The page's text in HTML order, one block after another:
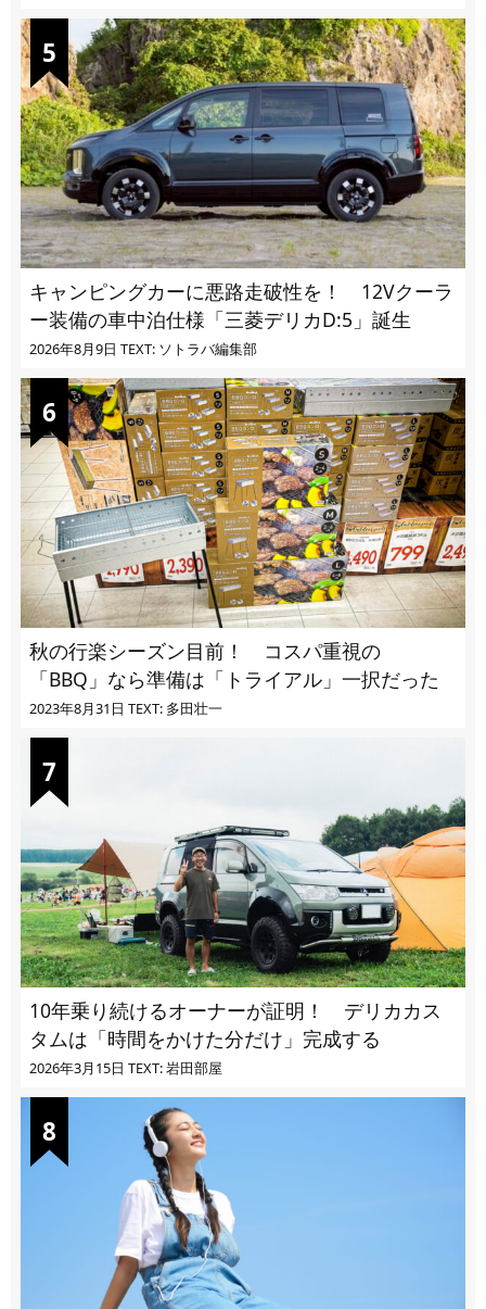
キャンピングカーに悪路走破性を！ 12Vクーラ
ー装備の車中泊仕様「三菱デリカD:5」誕生
2026年8月9日 TEXT: ソトラバ編集部
秋の行楽シーズン目前！ コスパ重視の
「BBQ」なら準備は「トライアル」一択だった
2023年8月31日 TEXT: 多田壮一
10年乗り続けるオーナーが証明！ デリカカス
タムは「時間をかけた分だけ」完成する
2026年3月15日 TEXT: 岩田部屋